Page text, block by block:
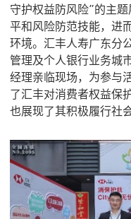
守护权益防风险”的主
平和风险防范技能，进
环境。汇丰人寿广东分
管理及个人银行业务城
经理亲临现场，为参与
了汇丰对消费者权益保
也展现了其积极履行社